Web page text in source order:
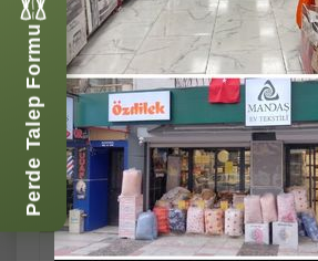
Perde Talep Formu